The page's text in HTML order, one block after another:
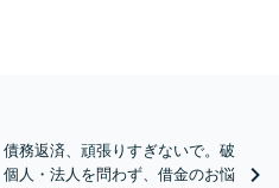
務返済、頑張りすぎないで。破
人・法人を問わず、借金のお悩